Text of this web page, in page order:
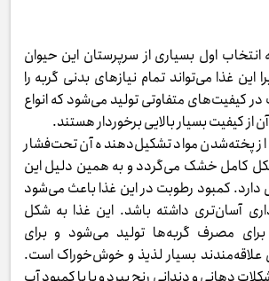
اول بسیاری از سرپرستان این حیوان
غذا می‌تواند تمام نیازهای بدنی گربه را
کیفیت‌های متفاوتی تولید می‌شود که انواع
از کیفیت بسیار بالایی برخوردار هستند.
پخته‌شدن مواد تشکیل‌دهنده آن تحت‌فشار
شکل کامل خشک می‌گردد و به همین دلیل این
دارد. کمبود رطوبت در این غذا باعث می‌شود
آسان‌تری داشته باشد. این غذا به شکل
مصرف گربه‌ها تولید می‌شود و برای
علاقه‌مندند بسیار لذیذ و خوش‌خوراک است.